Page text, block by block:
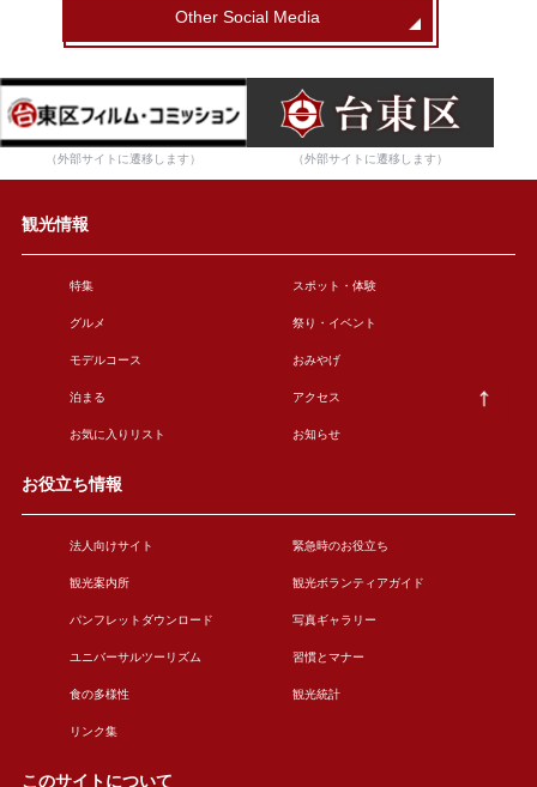
Other Social Media
（外部サイトに遷移します） （外部サイトに遷移します）
観光情報
特集 スポット・体験
グルメ 祭り・イベント
モデルコース おみやげ
泊まる アクセス
お気に入りリスト お知らせ
お役立ち情報
法人向けサイト 緊急時のお役立ち
観光案内所 観光ボランティアガイド
パンフレットダウンロード 写真ギャラリー
ユニバーサルツーリズム 習慣とマナー
食の多様性 観光統計
リンク集
このサイトについて